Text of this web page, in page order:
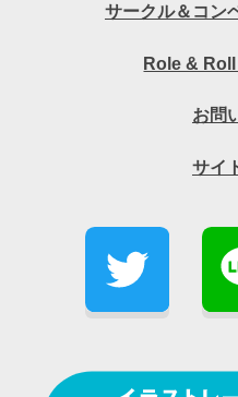
サークル＆コン
Role & Roll
お問
サイ